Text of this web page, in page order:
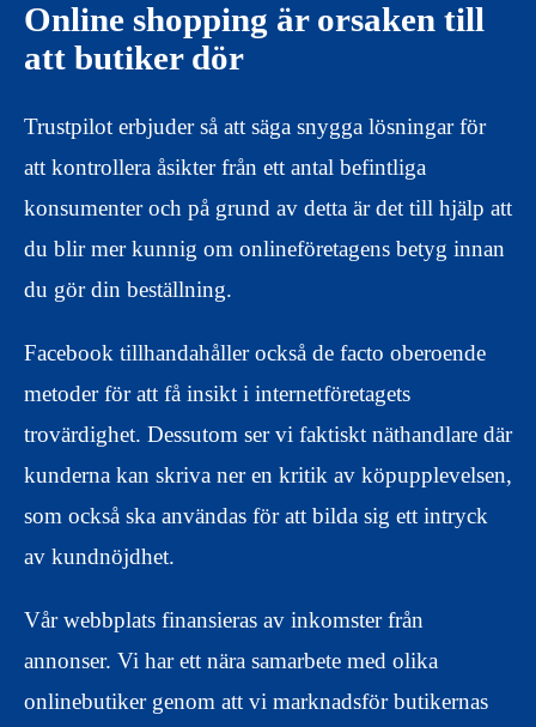
Online shopping är orsaken till
att butiker dör
Trustpilot erbjuder så att säga snygga lösningar för
att kontrollera åsikter från ett antal befintliga
konsumenter och på grund av detta är det till hjälp att
du blir mer kunnig om onlineföretagens betyg innan
du gör din beställning.
Facebook tillhandahåller också de facto oberoende
metoder för att få insikt i internetföretagets
trovärdighet. Dessutom ser vi faktiskt näthandlare där
kunderna kan skriva ner en kritik av köpupplevelsen,
som också ska användas för att bilda sig ett intryck
av kundnöjdhet.
Vår webbplats finansieras av inkomster från
annonser. Vi har ett nära samarbete med olika
onlinebutiker genom att vi marknadsför butikernas